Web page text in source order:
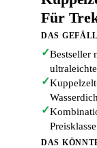
Für
DAS
✓Bestseller
✓
✓
DAS